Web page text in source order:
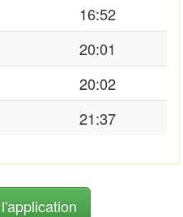
16:52
20:01
20:02
21:37